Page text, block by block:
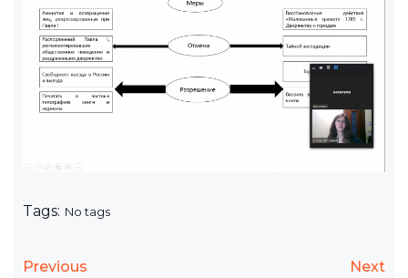
Tags: No tags
Previous Next